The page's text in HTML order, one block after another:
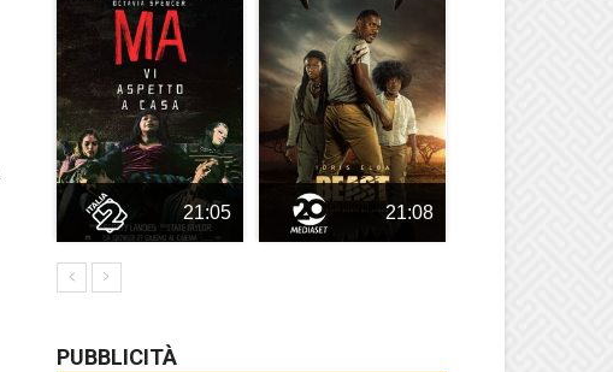
21:05 21:08
PUBBLICITÀ